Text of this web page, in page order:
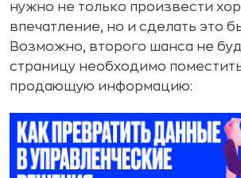
нужно не только произвести
впечатление, но и сделать это
Возможно, второго шанса не
страницу необходимо
продающую информацию: